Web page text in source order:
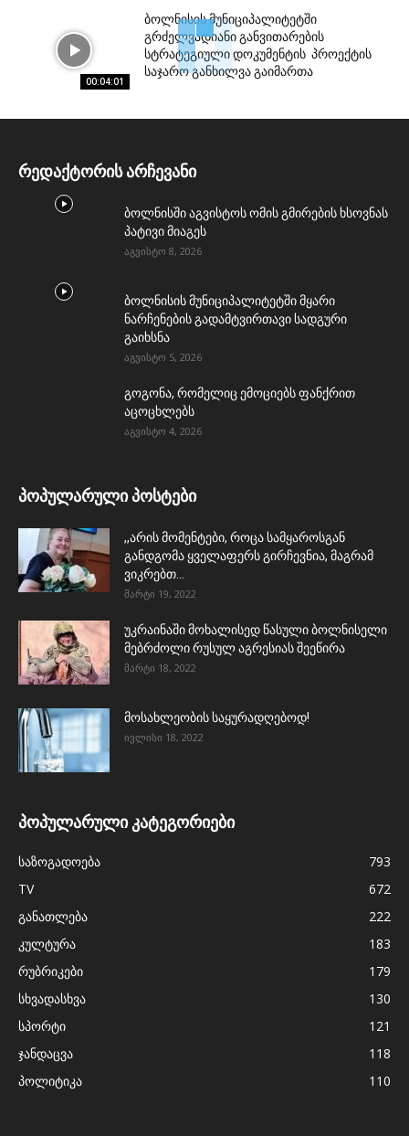
00:04:01
ბოლნისის მუნიციპალიტეტში
გრძელვადიანი განვითარების
სტრატეგიული დოკუმენტის პროექტის
საჯარო განხილვა გაიმართა
რედაქტორის არჩევანი
ბოლნისში აგვისტოს ომის გმირების ხსოვნას
პატივი მიაგეს
აგვისტო 8, 2026
ბოლნისის მუნიციპალიტეტში მყარი
ნარჩენების გადამტვირთავი სადგური
გაიხსნა
აგვისტო 5, 2026
გოგონა, რომელიც ემოციებს ფანქრით
აცოცხლებს
აგვისტო 4, 2026
პოპულარული პოსტები
,,არის მომენტები, როცა სამყაროსგან
განდგომა ყველაფერს გირჩევნია, მაგრამ
ვიკრებთ...
მარტი 19, 2022
უკრაინაში მოხალისედ წასული ბოლნისელი
მებრძოლი რუსულ აგრესიას შეეწირა
მარტი 18, 2022
მოსახლეობის საყურადღებოდ!
ივლისი 18, 2022
პოპულარული კატეგორიები
საზოგადოება
793
TV
672
განათლება
222
კულტურა
183
რუბრიკები
179
სხვადასხვა
130
სპორტი
121
ჯანდაცვა
118
პოლიტიკა
110